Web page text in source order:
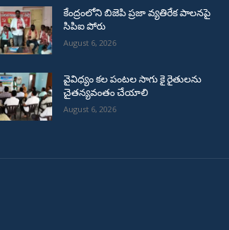
కేంద్రంలోని బిజెపి ప్రజా వ్యతిరేక పాలనపై
సిపిఐ పోరు
August 6, 2026
వైవిధ్యం కల పంటల సాగు కై రైతులను
చైతన్యవంతం చేయాలి
August 6, 2026